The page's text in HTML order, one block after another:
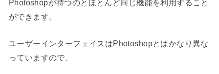
Photoshopが持つのとほとんど同じ機能を利用すること
ができます。
ユーザーインターフェイスはPhotoshopとはかなり異な
っていますので、